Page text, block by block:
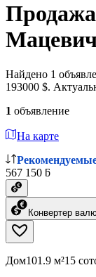
Найдено 1
193000 $.
1 объявление
На карте
567 150 ƃ
Конвертер
Дом101.9 м²15